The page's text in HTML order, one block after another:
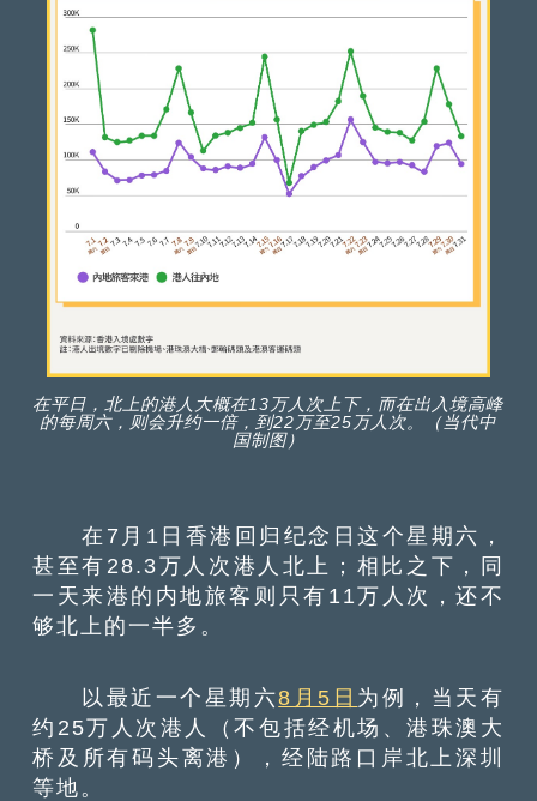
在平日，北上的港人大概在13万人次上下，而在出入境高峰
的每周六，则会升约一倍，到22万至25万人次。（当代中
国制图）
在7月1日香港回归纪念日这个星期六，
甚至有28.3万人次港人北上；相比之下，同
一天来港的内地旅客则只有11万人次，还不
够北上的一半多。
以最近一个星期六8月5日 为例，当天有
约25万人次港人（不包括经机场、港珠澳大
桥及所有码头离港），经陆路口岸北上深圳
等地。